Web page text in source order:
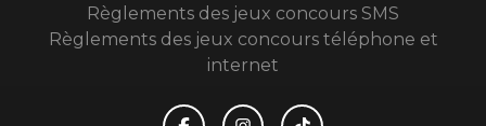
Règlements des jeux concours SMS
Règlements des jeux concours téléphone et
internet